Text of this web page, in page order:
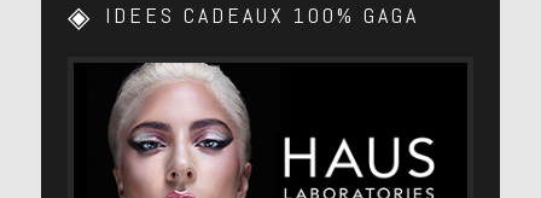
IDEES CADEAUX 100% GAGA